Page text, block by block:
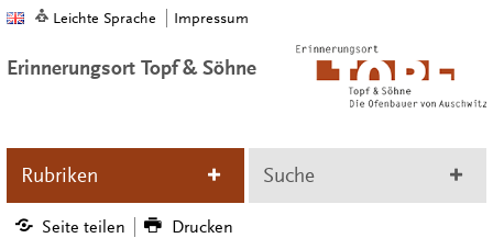
Leichte Sprache Impressum
Erinnerungsort Topf & Söhne
Rubriken Suche
Seite teilen Drucken